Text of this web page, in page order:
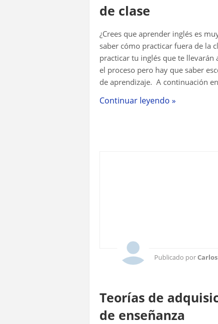
de clase
¿Crees que aprender inglés es
saber cómo practicar fuera de la
practicar tu inglés que te
el proceso pero hay que saber
de aprendizaje. A continuación
Continuar leyendo »
Publicado porCarlos
Teorías de
de enseñanza